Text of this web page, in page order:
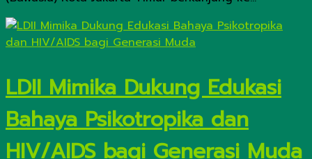
LDII Mimika Dukung Edukasi
Bahaya Psikotropika dan
HIV/AIDS bagi Generasi Muda